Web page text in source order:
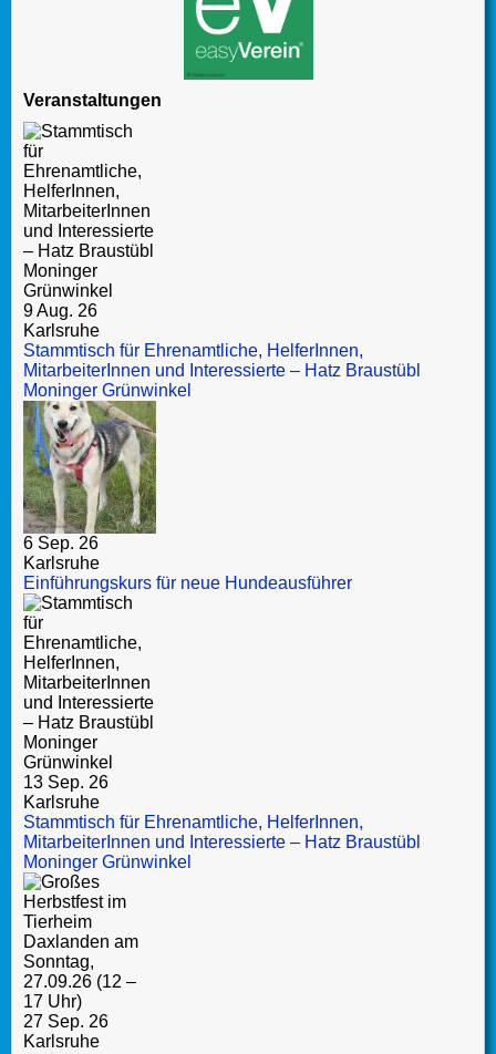
Veranstaltungen
9 Aug. 26
Karlsruhe
Stammtisch für Ehrenamtliche, HelferInnen,
MitarbeiterInnen und Interessierte – Hatz Braustübl
Moninger Grünwinkel
6 Sep. 26
Karlsruhe
Einführungskurs für neue Hundeausführer
13 Sep. 26
Karlsruhe
Stammtisch für Ehrenamtliche, HelferInnen,
MitarbeiterInnen und Interessierte – Hatz Braustübl
Moninger Grünwinkel
27 Sep. 26
Karlsruhe